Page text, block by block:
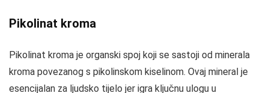
Pikolinat kroma
Pikolinat kroma je organski spoj koji se sastoji od minerala
kroma povezanog s pikolinskom kiselinom. Ovaj mineral je
esencijalan za ljudsko tijelo jer igra ključnu ulogu u